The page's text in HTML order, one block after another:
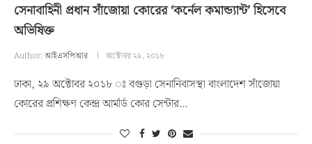
সেনাবাহিনী প্রধান সাঁজোয়া কোরের ‘কর্নেল কমান্ড্যান্ট’ হিসেবে
অভিষিক্ত
Author:আইএসপিআর অক্টোবর ২৯, ২০১৮
ঢাকা, ২৯ অক্টোবর ২০১৮ ঃ বগুড়া সেনানিবাসস্থা বাংলাদেশ সাঁজোয়া
কোরের প্রশিক্ষণ কেন্দ্র আর্মার্ড কোর সেন্টার…